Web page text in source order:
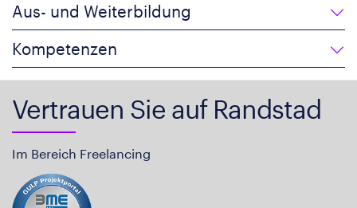
Aus- und Weiterbildung
Kompetenzen
Vertrauen Sie auf Randstad
Im Bereich Freelancing